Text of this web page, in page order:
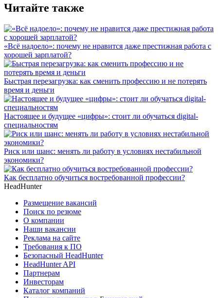
Читайте также
«Всё надоело»: почему не нравится даже престижная работа с
хорошей зарплатой?
Быстрая перезагрузка: как сменить профессию и не потерять
время и деньги
Настоящее и будущее «цифры»: стоит ли обучаться digital-
специальностям
Риск или шанс: менять ли работу в условиях нестабильной
экономики?
Как бесплатно обучиться востребованной профессии?
HeadHunter
Размещение вакансий
Поиск по резюме
О компании
Наши вакансии
Реклама на сайте
Требования к ПО
Безопасный HeadHunter
HeadHunter API
Партнерам
Инвесторам
Каталог компаний